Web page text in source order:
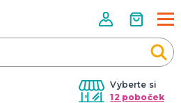
Vyberte si
12 poboček